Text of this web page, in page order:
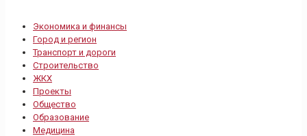
Экономика и финансы
Город и регион
Транспорт и дороги
Строительство
ЖКХ
Проекты
Общество
Образование
Медицина